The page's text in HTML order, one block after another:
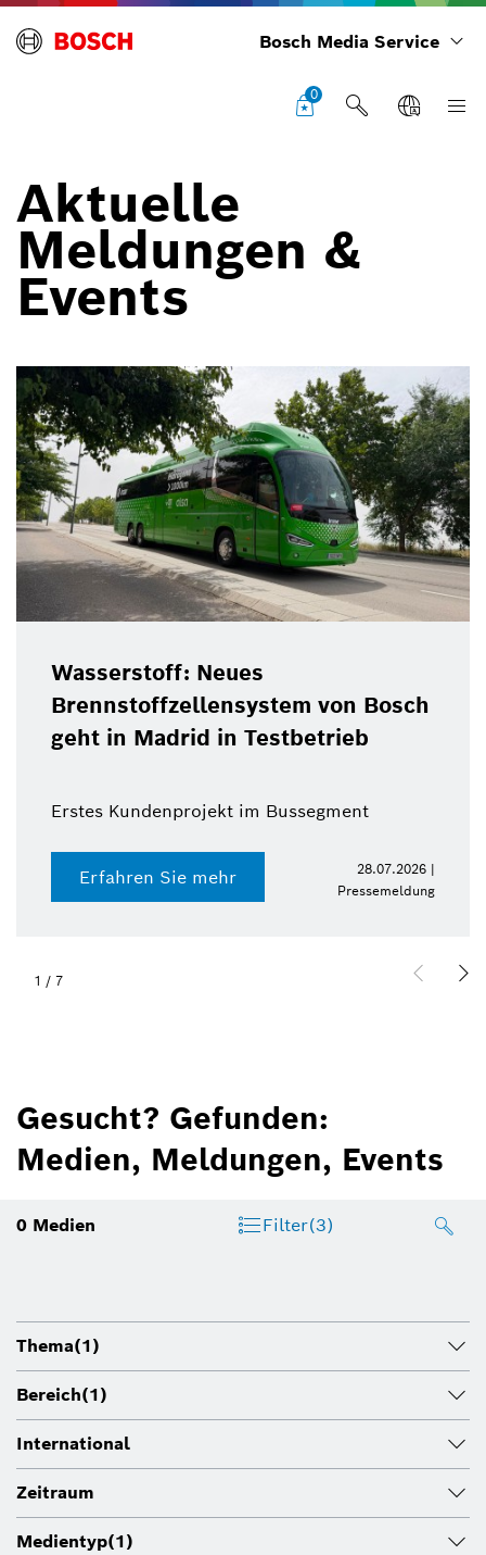
Bosch Media Service
0
Aktuelle
Meldungen &
Events
Wasserstoff: Neues
Brennstoffzellensystem von Bosch
geht in Madrid in Testbetrieb
Erstes Kundenprojekt im Bussegment
Erfahren Sie mehr
28.07.2026 |
Pressemeldung
1 / 7
Gesucht? Gefunden:
Medien, Meldungen, Events
0 Medien Filter(3)
Thema(1)
Bereich(1)
International
Zeitraum
Medientyp(1)